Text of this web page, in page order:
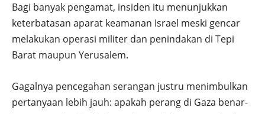
Bagi banyak pengamat, insiden itu menunjukkan
keterbatasan aparat keamanan Israel meski gencar
melakukan operasi militer dan penindakan di Tepi
Barat maupun Yerusalem.
Gagalnya pencegahan serangan justru menimbulkan
pertanyaan lebih jauh: apakah perang di Gaza benar-